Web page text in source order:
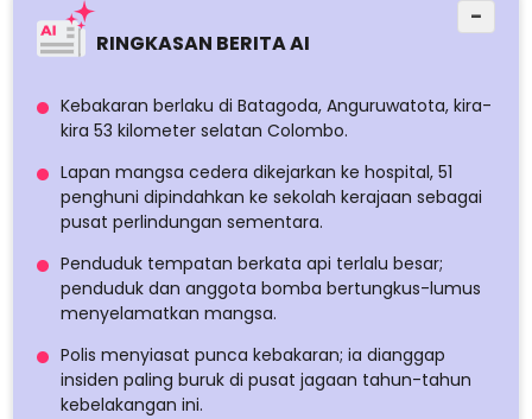
RINGKASAN BERITA AI
−
Kebakaran berlaku di Batagoda, Anguruwatota, kira-
kira 53 kilometer selatan Colombo.
Lapan mangsa cedera dikejarkan ke hospital, 51
penghuni dipindahkan ke sekolah kerajaan sebagai
pusat perlindungan sementara.
Penduduk tempatan berkata api terlalu besar;
penduduk dan anggota bomba bertungkus-lumus
menyelamatkan mangsa.
Polis menyiasat punca kebakaran; ia dianggap
insiden paling buruk di pusat jagaan tahun-tahun
kebelakangan ini.